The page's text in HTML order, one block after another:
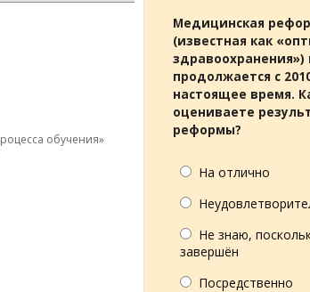
обучения»
Медицинская
(известная как
здравоохранения»)
продолжается с
настоящее время.
оцениваете
реформы?
На отлично
Не знаю,
завершён
Посредственно